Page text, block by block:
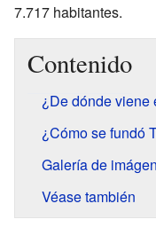
7.717 habitantes.
Contenido
¿De dónde viene
¿Cómo se fundó
Galería de
Véase también